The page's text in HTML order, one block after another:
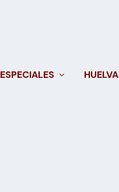
ESPECIALES HUELVA